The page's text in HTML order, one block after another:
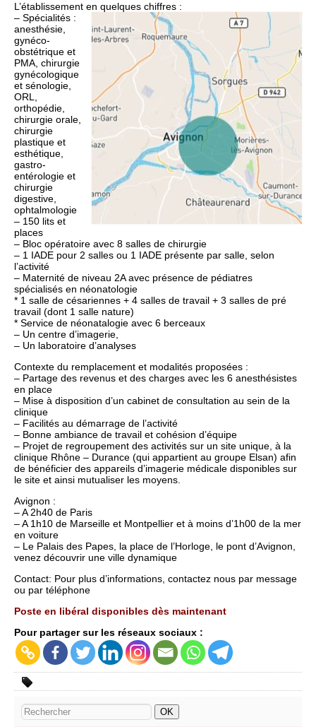
L’établissement en quelques chiffres :
– Spécialités :
anesthésie,
gynéco-
obstétrique et
PMA, chirurgie
gynécologique
et sénologie,
ORL,
orthopédie,
chirurgie orale,
chirurgie
plastique et
esthétique,
gastro-
entérologie et
chirurgie
digestive,
ophtalmologie
– 150 lits et
places
– Bloc opératoire avec 8 salles de chirurgie
– 1 IADE pour 2 salles ou 1 IADE présente par salle, selon
l’activité
– Maternité de niveau 2A avec présence de pédiatres
spécialisés en néonatologie
* 1 salle de césariennes + 4 salles de travail + 3 salles de pré
travail (dont 1 salle nature)
* Service de néonatalogie avec 6 berceaux
– Un centre d’imagerie,
– Un laboratoire d’analyses
Contexte du remplacement et modalités proposées :
– Partage des revenus et des charges avec les 6 anesthésistes
en place
– Mise à disposition d’un cabinet de consultation au sein de la
clinique
– Facilités au démarrage de l’activité
– Bonne ambiance de travail et cohésion d’équipe
– Projet de regroupement des activités sur un site unique, à la
clinique Rhône – Durance (qui appartient au groupe Elsan) afin
de bénéficier des appareils d’imagerie médicale disponibles sur
le site et ainsi mutualiser les moyens.
Avignon :
– A 2h40 de Paris
– A 1h10 de Marseille et Montpellier et à moins d’1h00 de la mer
en voiture
– Le Palais des Papes, la place de l’Horloge, le pont d’Avignon,
venez découvrir une ville dynamique
Contact: Pour plus d’informations, contactez nous par message
ou par téléphone
Poste en libéral disponibles dès maintenant
Pour partager sur les réseaux sociaux :